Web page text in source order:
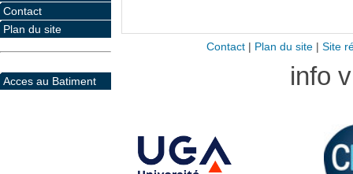
Contact
Plan du site
Acces au Batiment
Contact| Plan du site| Site
info